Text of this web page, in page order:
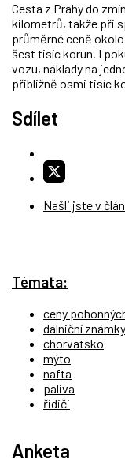
Cesta z Prahy do
kilometrů, takže při
průměrné ceně
šest tisíc korun. I
vozu, náklady na
přibližně osmi tisíc
Sdílet
Našli jste v
Témata:
ceny
dálniční známky
chorvatsko
mýto
nafta
paliva
řidiči
Anketa